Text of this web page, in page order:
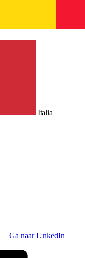
Italia
Ga naar LinkedIn